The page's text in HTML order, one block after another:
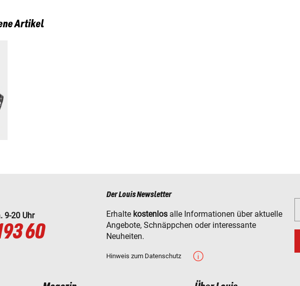
Artikel
9-20 Uhr
60
Der Louis Newsletter
Erhalte kostenlos alle Informationen über aktuelle
Angebote, Schnäppchen oder interessante
Neuheiten.
Hinweis zum Datenschutz